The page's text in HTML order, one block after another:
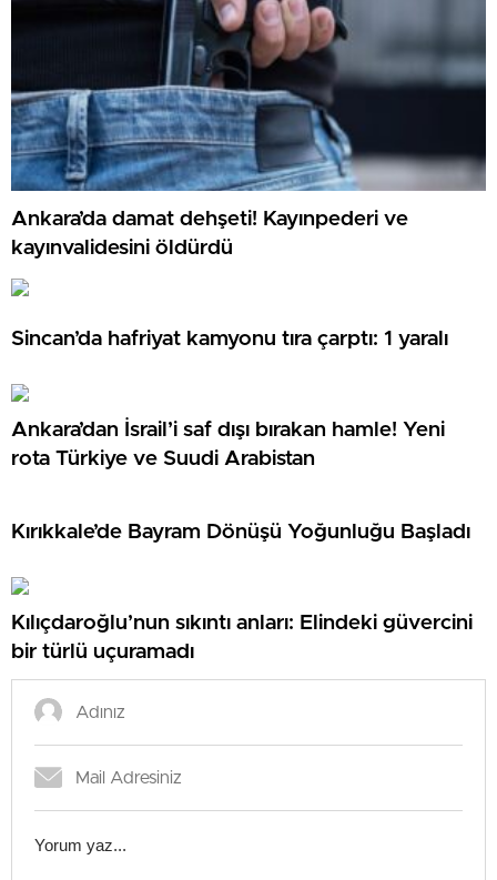
Ankara’da damat dehşeti! Kayınpederi ve
kayınvalidesini öldürdü
Sincan’da hafriyat kamyonu tıra çarptı: 1 yaralı
Ankara’dan İsrail’i saf dışı bırakan hamle! Yeni
rota Türkiye ve Suudi Arabistan
Kırıkkale’de Bayram Dönüşü Yoğunluğu Başladı
Kılıçdaroğlu’nun sıkıntı anları: Elindeki güvercini
bir türlü uçuramadı